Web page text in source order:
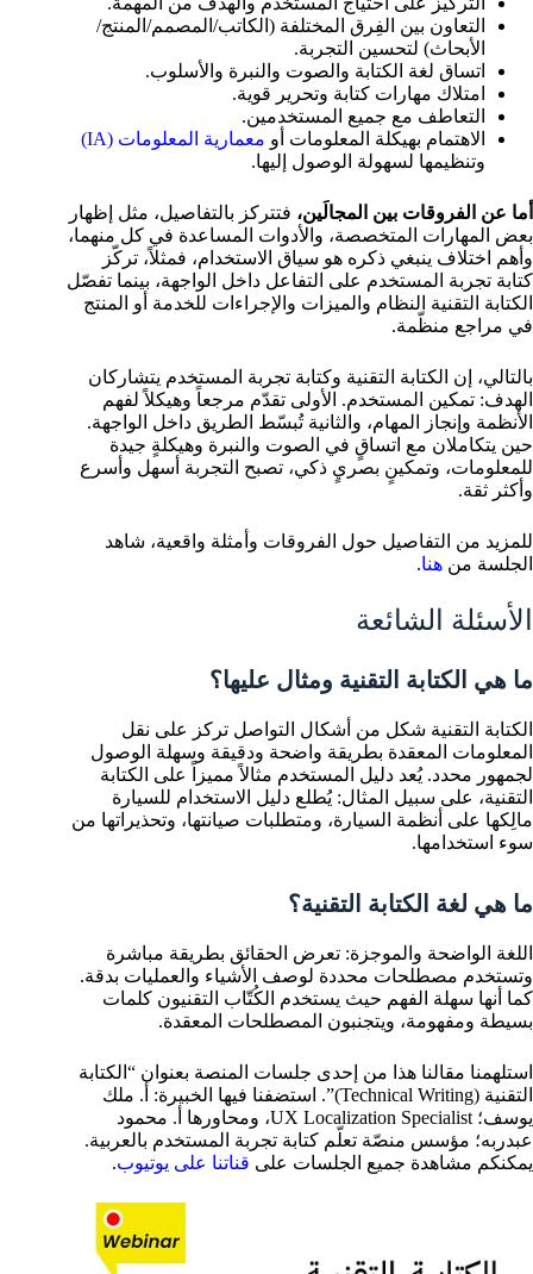
التعاون بين الفِرق المختلفة (الكاتب/المصمم/المنتج/
الأبحاث) لتحسين التجربة.
اتساق لغة الكتابة والصوت والنبرة والأسلوب.
امتلاك مهارات كتابة وتحرير قوية.
التعاطف مع جميع المستخدمين.
الاهتمام بهيكلة المعلومات أو معمارية المعلومات (IA)
وتنظيمها لسهولة الوصول إليها.
أما عن الفروقات بين المجالَين، فتتركز بالتفاصيل، مثل إظهار
بعض المهارات المتخصصة، والأدوات المساعدة في كل منهما،
وأهم اختلاف ينبغي ذكره هو سياق الاستخدام، فمثلاً، تركّز
كتابة تجربة المستخدم على التفاعل داخل الواجهة، بينما تفصّل
الكتابة التقنية النظام والميزات والإجراءات للخدمة أو المنتج
في مراجع منظّمة.
بالتالي، إن الكتابة التقنية وكتابة تجربة المستخدم يتشاركان
الهدف: تمكين المستخدم. الأولى تقدّم مرجعاً وهيكلاً لفهم
الأنظمة وإنجاز المهام، والثانية تُبسّط الطريق داخل الواجهة.
حين يتكاملان مع اتساقٍ في الصوت والنبرة وهيكلةٍ جيدة
للمعلومات، وتمكينٍ بصريٍ ذكي، تصبح التجربة أسهل وأسرع
وأكثر ثقة.
للمزيد من التفاصيل حول الفروقات وأمثلة واقعية، شاهد
الجلسة من هنا.
الأسئلة الشائعة
ما هي الكتابة التقنية ومثال عليها؟
الكتابة التقنية شكل من أشكال التواصل تركز على نقل
المعلومات المعقدة بطريقة واضحة ودقيقة وسهلة الوصول
لجمهور محدد. يُعد دليل المستخدم مثالاً مميزاً على الكتابة
التقنية، على سبيل المثال: يُطلع دليل الاستخدام للسيارة
مالِكها على أنظمة السيارة، ومتطلبات صيانتها، وتحذيراتها من
سوء استخدامها.
ما هي لغة الكتابة التقنية؟
اللغة الواضحة والموجزة: تعرض الحقائق بطريقة مباشرة
وتستخدم مصطلحات محددة لوصف الأشياء والعمليات بدقة.
كما أنها سهلة الفهم حيث يستخدم الكُتّاب التقنيون كلمات
بسيطة ومفهومة، ويتجنبون المصطلحات المعقدة.
استلهمنا مقالنا هذا من إحدى جلسات المنصة بعنوان “الكتابة
التقنية (Technical Writing)”. استضفنا فيها الخبيرة: أ. ملك
يوسف؛ UX Localization Specialist، ومحاورها أ. محمود
عبدربه؛ مؤسس منصّة تعلّم كتابة تجربة المستخدم بالعربية.
يمكنكم مشاهدة جميع الجلسات على قناتنا على يوتيوب.